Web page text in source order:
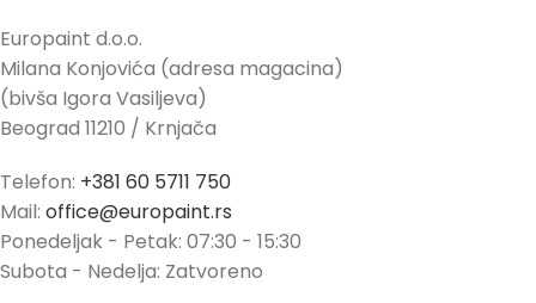
Europaint d.o.o.
Milana Konjovića (adresa magacina)
(bivša Igora Vasiljeva)
Beograd 11210 / Krnjača
Telefon: +381 60 5711 750
Mail: office@europaint.rs
Ponedeljak - Petak: 07:30 - 15:30
Subota - Nedelja: Zatvoreno